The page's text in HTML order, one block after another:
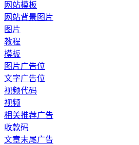
网站模板
网站背景图片
图片
教程
模板
图片广告位
文字广告位
视频代码
视频
相关推荐广告
收款码
文章末尾广告